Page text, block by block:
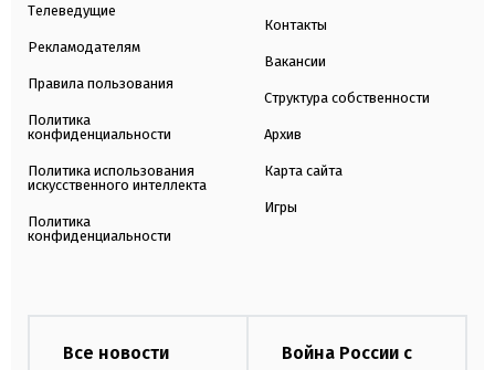
Телеведущие
Рекламодателям
Правила пользования
Политика
конфиденциальности
Политика использования
искусственного интеллекта
Политика
конфиденциальности
Контакты
Вакансии
Структура собственности
Архив
Карта сайта
Игры
Все новости
Война России с